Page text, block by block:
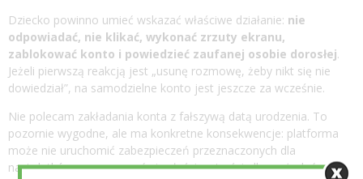
Dziecko powinno umieć wskazać właściwe działanie: nie
odpowiadać, nie klikać, wykonać zrzuty ekranu,
zablokować konto i powiedzieć zaufanej osobie dorosłej.
Jeżeli pierwszą reakcją jest „usunę rozmowę, żeby nikt się nie
dowiedział”, na samodzielne konto jest jeszcze za wcześnie.
Nie polecam zakładania konta z fałszywą datą urodzenia. To
pozornie wygodne, ale ma konkretne konsekwencje: platforma
może nie uruchomić zabezpieczeń przeznaczonych dla
nastolatków, proponować niewłaściwe treści albo zażądać